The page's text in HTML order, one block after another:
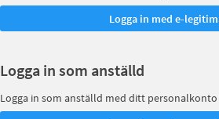
Logga in som anställd
Logga in som anställd med ditt